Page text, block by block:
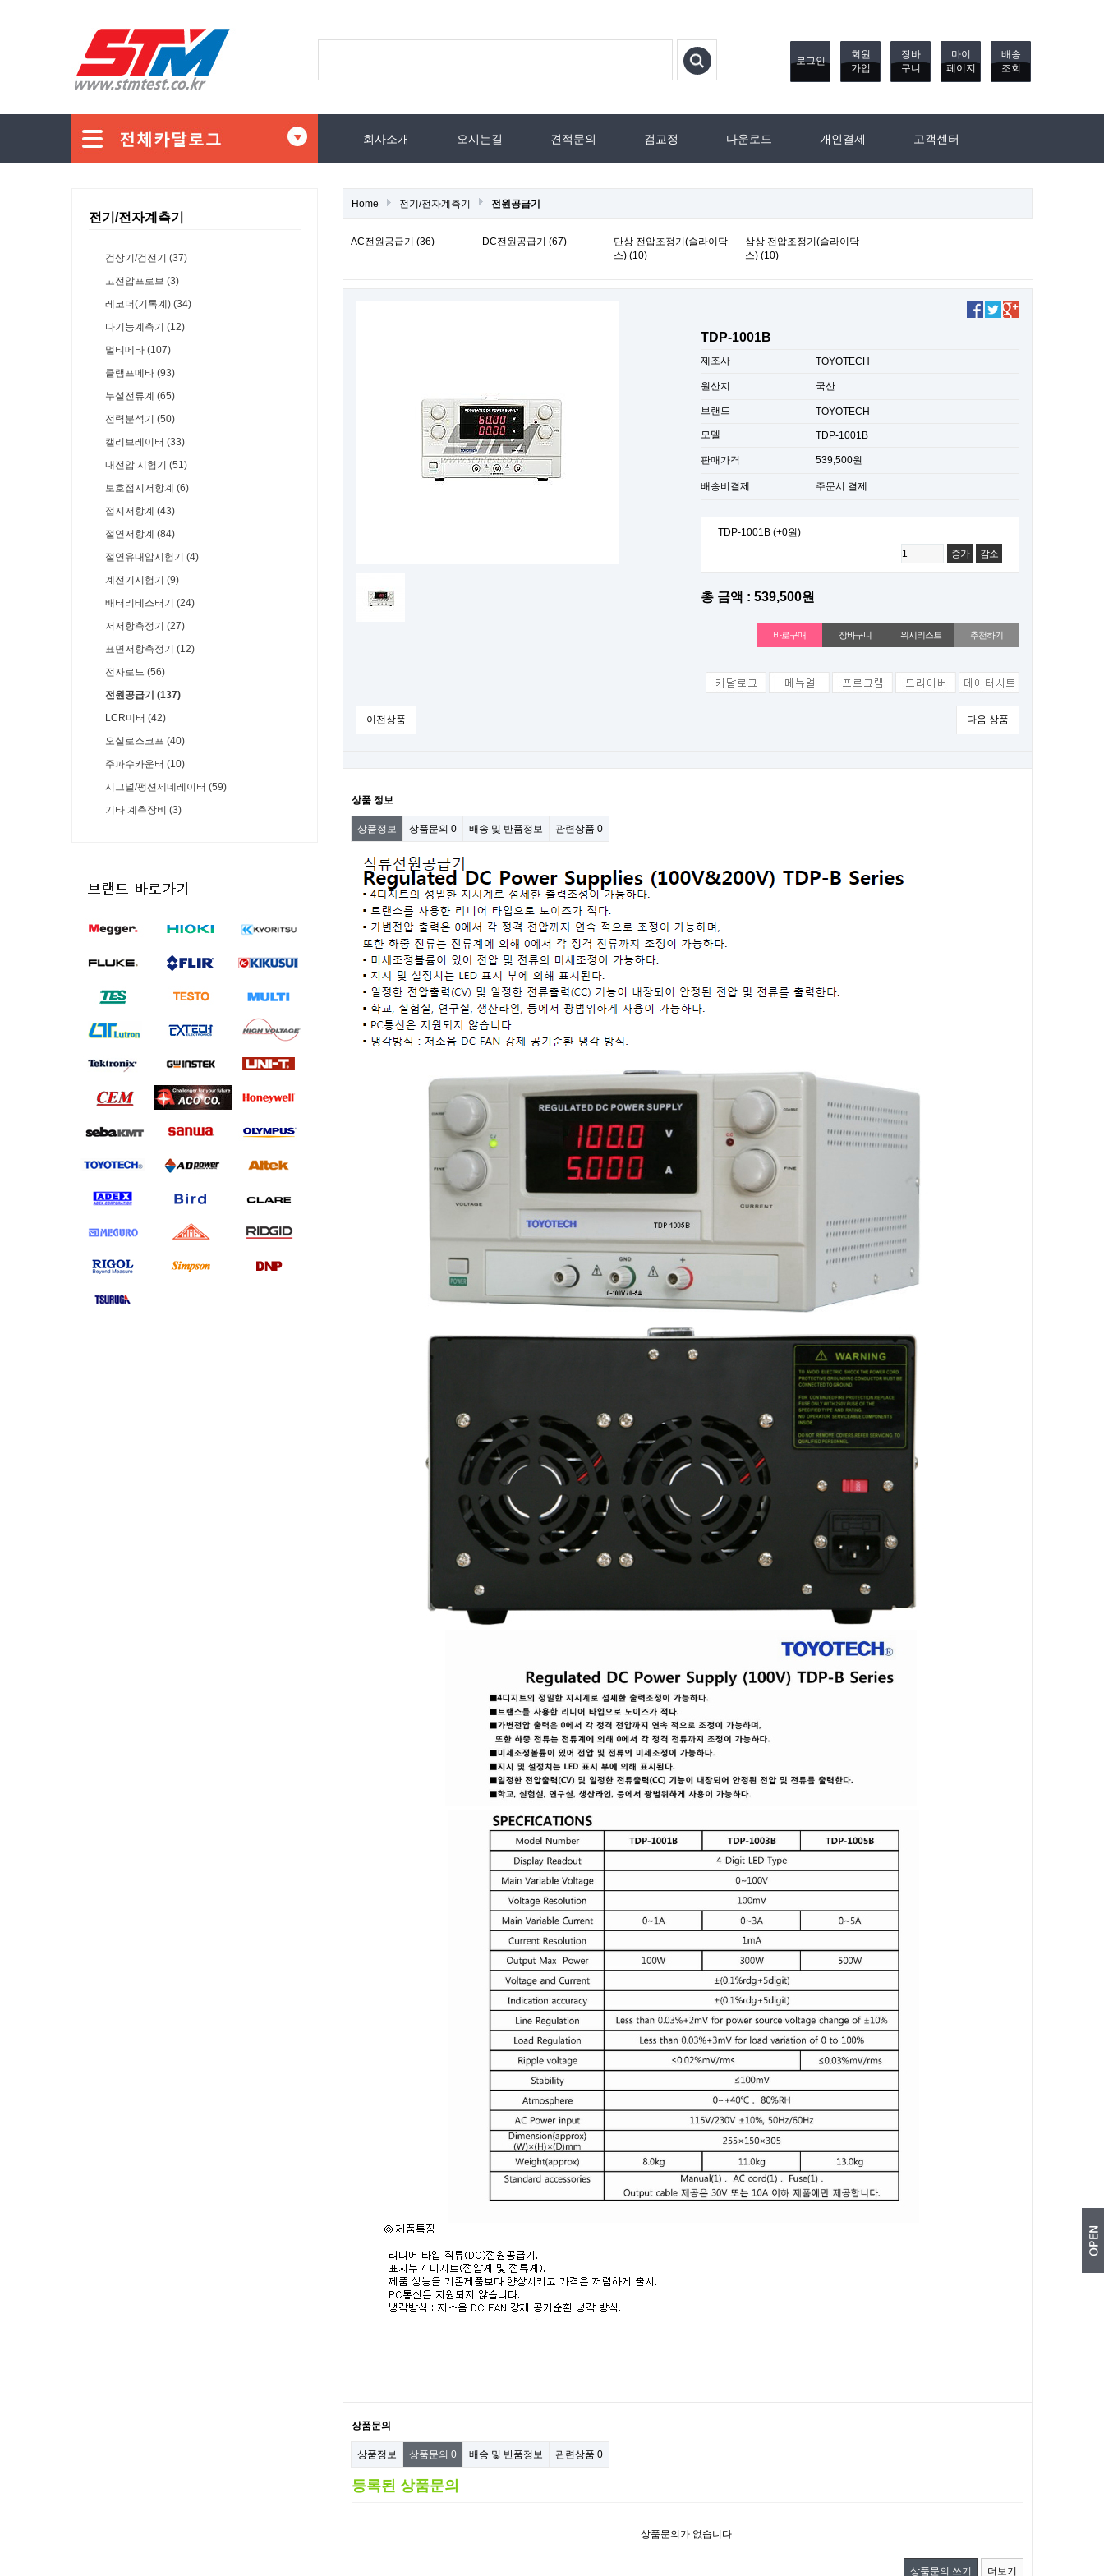
로그인
회원
가입
장바
구니
마이
페이지
배송
조회
회사소개 오시는길 견적문의 검교정 다운로드 개인결제 고객센터
전기/전자계측기
검상기/검전기 (37)
고전압프로브 (3)
레코더(기록계) (34)
다기능계측기 (12)
멀티메타 (107)
클램프메타 (93)
누설전류계 (65)
전력분석기 (50)
캘리브레이터 (33)
내전압 시험기 (51)
보호접지저항계 (6)
접지저항계 (43)
절연저항계 (84)
절연유내압시험기 (4)
계전기시험기 (9)
배터리테스터기 (24)
저저항측정기 (27)
표면저항측정기 (12)
전자로드 (56)
전원공급기 (137)
LCR미터 (42)
오실로스코프 (40)
주파수카운터 (10)
시그널/펑션제네레이터 (59)
기타 계측장비 (3)
Home 전기/전자계측기 전원공급기
AC전원공급기 (36) DC전원공급기 (67)
단상 전압조정기(슬라이닥
스) (10)
삼상 전압조정기(슬라이닥
스) (10)
TDP-1001B
제조사 TOYOTECH
원산지 국산
브랜드
TOYOTECH
모델
TDP-1001B
판매가격 539,500원
배송비결제 주문시 결제
TDP-1001B (+0원)
증가
감소
총 금액 : 539,500원
위시리스트 추천하기
이전상품 다음 상품
상품 정보
상품정보 상품문의 0 배송 및 반품정보 관련상품 0
상품문의
상품정보 상품문의 0 배송 및 반품정보 관련상품 0
등록된 상품문의
상품문의가 없습니다.
상품문의 쓰기 더보기